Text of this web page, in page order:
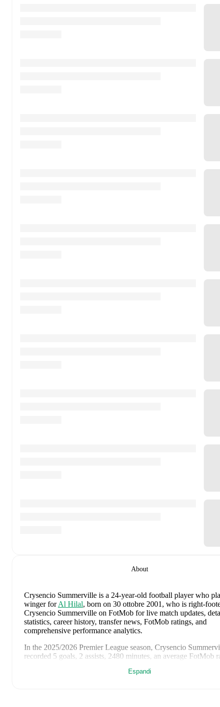
About
Crysencio Summerville is a 24-year-old football player who
wingerforAl Hilal, born on 30 ottobre 2001, who is right-
Crysencio Summerville on FotMob for live match updates,
statistics, career history, transfer news, FotMob ratings, and
comprehensive performance analytics.
In the 2025/2026 Premier League season, Crysencio
recorded 5 goals, 2 assists, 2480 minutes, an average FotMob
Espandi